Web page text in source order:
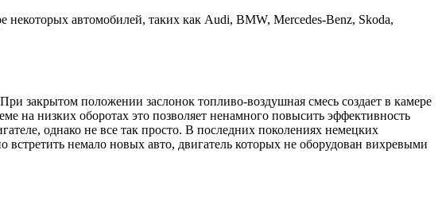
автомобилей, таких как Audi, BMW, Mercedes-Benz, Skoda,
закрытом положении заслонок топливо-воздушная смесь создает в камере
на низких оборотах это позволяет ненамного повысить эффективность
однако не все так просто. В последних поколениях немецких
немало новых авто, двигатель которых не оборудован вихревыми